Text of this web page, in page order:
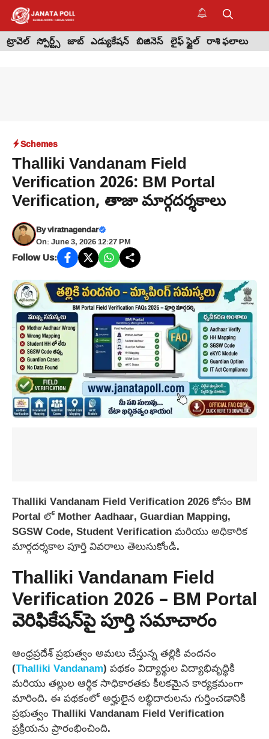
Skip
content
ట్రావెల్ స్పోర్ట్స్ జాబ్ ఎడ్యుకేషన్ బిజినెస్ లైఫ్ స్టైల్ రాశి ఫలాలు
Schemes
Thalliki Vandanam Field
Verification 2026: BM Portal
Verification, తాజా మార్గదర్శకాలు
Byviratnagendar
On: June 3, 2026 12:27 PM
Follow Us:
Thalliki Vandanam Field Verification 2026 కోసం BM
Portal లో Mother Aadhaar, Guardian Mapping,
SGSW Code, Student Verification మరియు అధికారిక
మార్గదర్శకాల పూర్తి వివరాలు తెలుసుకోండి.
Thalliki Vandanam Field
Verification 2026 – BM Portal
వెరిఫికేషన్‌పై పూర్తి సమాచారం
ఆంధ్రప్రదేశ్ ప్రభుత్వం అమలు చేస్తున్న తల్లికి వందనం
(Thalliki Vandanam) పథకం విద్యార్థుల విద్యాభివృద్ధికి
మరియు తల్లుల ఆర్థిక సాధికారతకు కీలకమైన కార్యక్రమంగా
మారింది. ఈ పథకంలో అర్హులైన లబ్ధిదారులను గుర్తించడానికి
ప్రభుత్వం Thalliki Vandanam Field Verification
ప్రక్రియను ప్రారంభించింది.